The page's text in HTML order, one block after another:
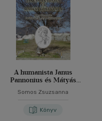
A humanista Janus
Pannonius és Mátyás
Somos Zsuzsanna
Könyv